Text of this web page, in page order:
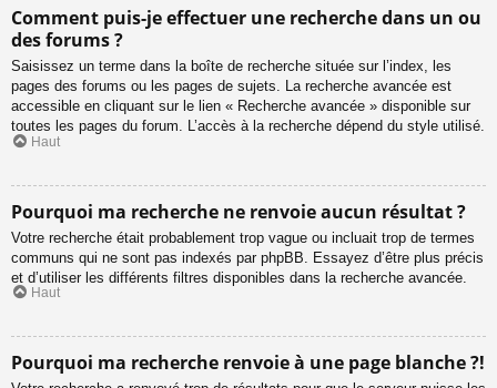
Comment puis-je effectuer une recherche dans un ou
des forums ?
Saisissez un terme dans la boîte de recherche située sur l’index, les
pages des forums ou les pages de sujets. La recherche avancée est
accessible en cliquant sur le lien « Recherche avancée » disponible sur
toutes les pages du forum. L’accès à la recherche dépend du style utilisé.
Haut
Pourquoi ma recherche ne renvoie aucun résultat ?
Votre recherche était probablement trop vague ou incluait trop de termes
communs qui ne sont pas indexés par phpBB. Essayez d’être plus précis
et d’utiliser les différents filtres disponibles dans la recherche avancée.
Haut
Pourquoi ma recherche renvoie à une page blanche ?!